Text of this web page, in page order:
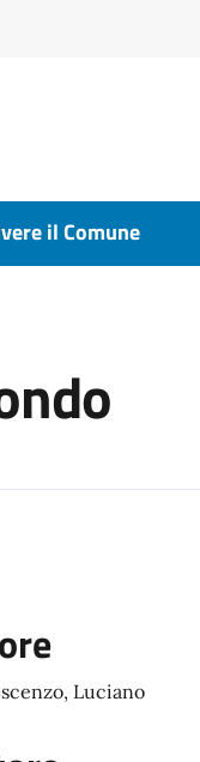
il Comune
Luciano